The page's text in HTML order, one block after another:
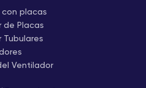
placas
de Placas
Tubulares
Ventilador